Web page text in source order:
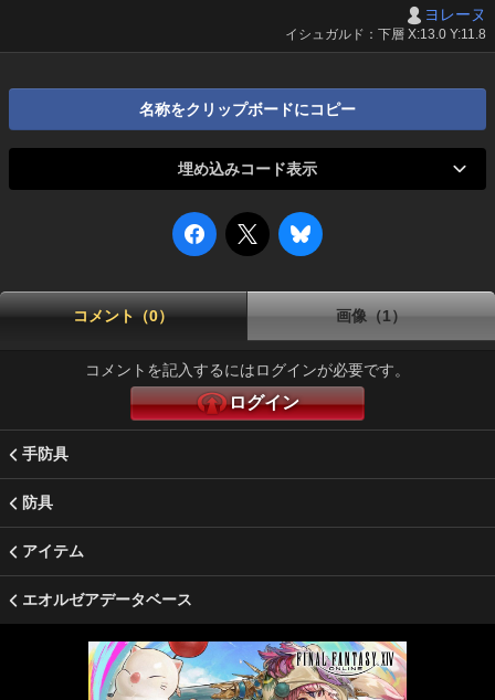
ヨレーヌ
イシュガルド：下層 X:13.0 Y:11.8
名称をクリップボードにコピー
埋め込みコード表示
コメント（0） 画像（1）
コメントを記入するにはログインが必要です。
ログイン
手防具
防具
アイテム
エオルゼアデータベース